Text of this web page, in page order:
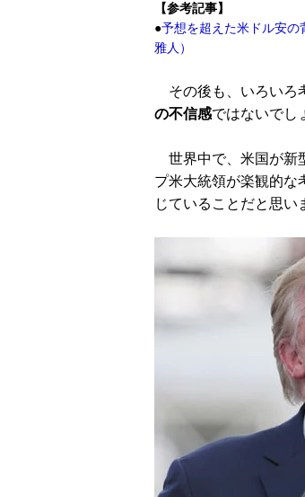
【参考記事】
●予想を超えた米ドル安
雅人）
その後も、いろいろ
の不信感ではないでし
世界中で、米国が新
プ米大統領が楽観的な
じていることだと思い